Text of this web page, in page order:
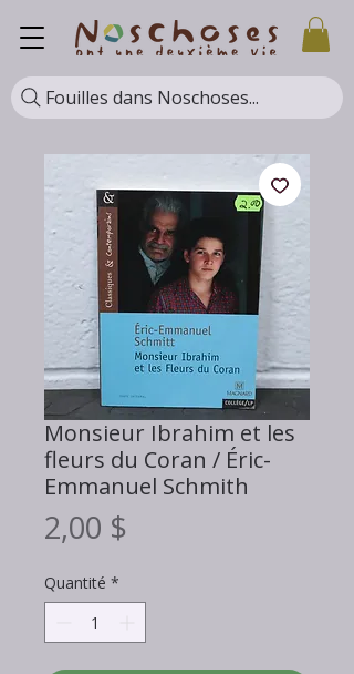
Fouilles dans Noschoses...
Monsieur Ibrahim et les
fleurs du Coran / Éric-
Emmanuel Schmith
2,00 $
Quantité *